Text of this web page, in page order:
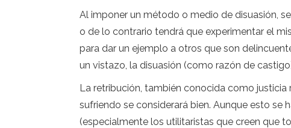
Al imponer un método o medio de disuasión,
o de lo contrario tendrá que experimentar el
para dar un ejemplo a otros que son
un vistazo, la disuasión (como razón de
La retribución, también conocida como
sufriendo se considerará bien. Aunque esto
(especialmente los utilitaristas que creen que